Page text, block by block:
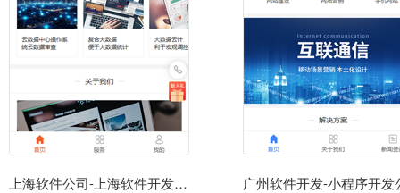
上海软件公司-上海软件开发公司小程序模板